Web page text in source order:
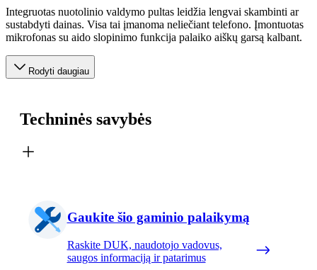
Integruotas nuotolinio valdymo pultas leidžia lengvai skambinti ar
sustabdyti dainas. Visa tai įmanoma neliečiant telefono. Įmontuotas
mikrofonas su aido slopinimo funkcija palaiko aiškų garsą kalbant.
Rodyti daugiau
Techninės savybės
Gaukite šio gaminio palaikymą
Raskite DUK, naudotojo vadovus,
saugos informaciją ir patarimus